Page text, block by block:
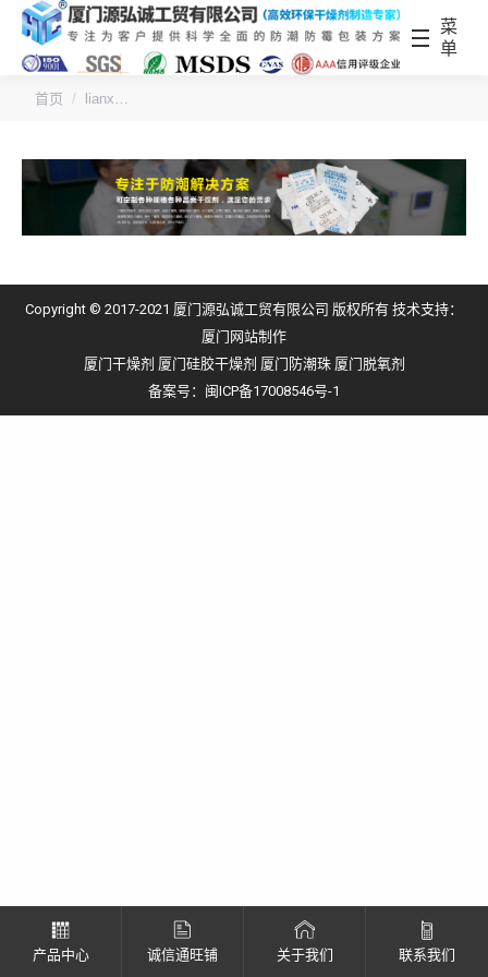
菜
单
您的位置：
首页 lianx…
Copyright © 2017-2021 厦门源弘诚工贸有限公司 版权所有 技术支持：
厦门网站制作
厦门干燥剂 厦门硅胶干燥剂 厦门防潮珠 厦门脱氧剂
备案号： 闽ICP备17008546号-1
产品中心 诚信通旺铺 关于我们 联系我们